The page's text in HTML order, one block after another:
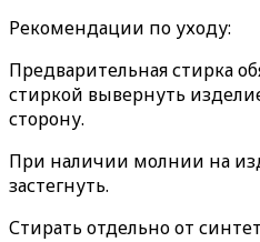
Рекомендации по уходу:
Предварительная стирка
стиркой вывернуть
сторону.
При наличии молнии на
застегнуть.
Стирать отдельно от